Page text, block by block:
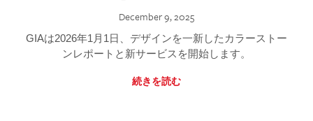
December 9, 2025
GIAは2026年1月1日、デザインを一新したカラーストー
ンレポートと新サービスを開始します。
続きを読む